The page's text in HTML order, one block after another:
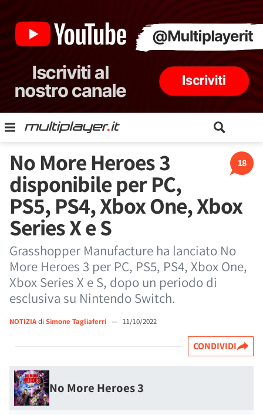
18
No More Heroes 3
disponibile per PC,
PS5, PS4, Xbox One, Xbox
Series X e S
Grasshopper Manufacture ha lanciato No
More Heroes 3 per PC, PS5, PS4, Xbox One,
Xbox Series X e S, dopo un periodo di
esclusiva su Nintendo Switch.
NOTIZIAdi Simone Tagliaferri — 11/10/2022
CONDIVIDI
No More Heroes 3